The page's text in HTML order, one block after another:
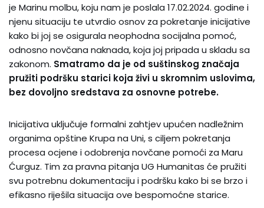
je Marinu molbu, koju nam je poslala 17.02.2024. godine i
njenu situaciju te utvrdio osnov za pokretanje inicijative
kako bi joj se osigurala neophodna socijalna pomoć,
odnosno novčana naknada, koja joj pripada u skladu sa
zakonom. Smatramo da je od suštinskog značaja
pružiti podršku starici koja živi u skromnim uslovima,
bez dovoljno sredstava za osnovne potrebe.
Inicijativa uključuje formalni zahtjev upućen nadležnim
organima opštine Krupa na Uni, s ciljem pokretanja
procesa ocjene i odobrenja novčane pomoći za Maru
Ćurguz. Tim za pravna pitanja UG Humanitas će pružiti
svu potrebnu dokumentaciju i podršku kako bi se brzo i
efikasno riješila situacija ove bespomoćne starice.